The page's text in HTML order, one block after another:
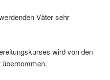
Väter sehr
wird von den